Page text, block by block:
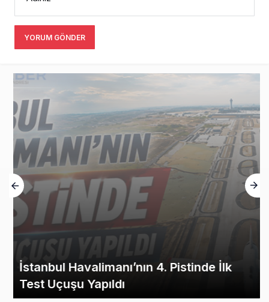
YORUM GÖNDER
İstanbul Havalimanı’nın 4. Pistinde İlk
Test Uçuşu Yapıldı